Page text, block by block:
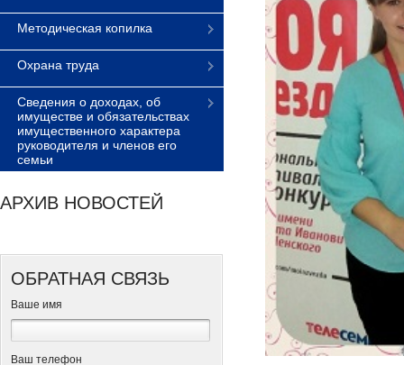
Методическая копилка
Охрана труда
Сведения о доходах, об
имуществе и обязательствах
имущественного характера
руководителя и членов его
семьи
АРХИВ НОВОСТЕЙ
ОБРАТНАЯ СВЯЗЬ
Ваше имя
Ваш телефон